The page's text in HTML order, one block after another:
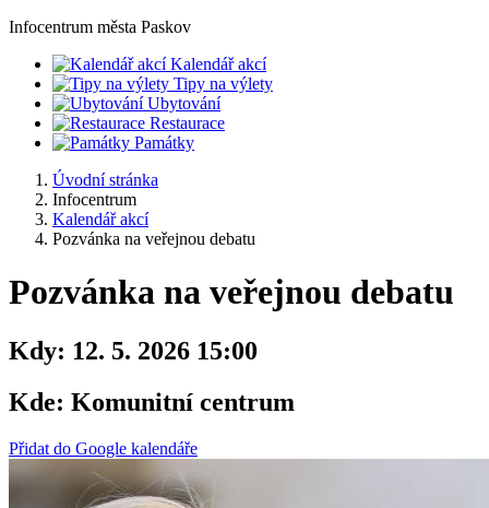
Infocentrum města Paskov
Kalendář akcí
Tipy na výlety
Ubytování
Restaurace
Památky
Úvodní stránka
Infocentrum
Kalendář akcí
Pozvánka na veřejnou debatu
Pozvánka na veřejnou debatu
Kdy: 12. 5. 2026 15:00
Kde: Komunitní centrum
Přidat do Google kalendáře